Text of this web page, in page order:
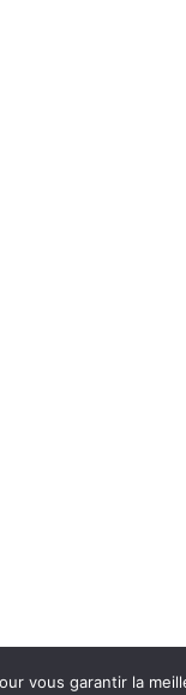
vous garantir la